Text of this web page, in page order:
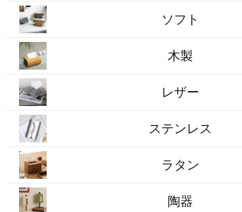
ソフト
木製
レザー
ステンレス
ラタン
陶器